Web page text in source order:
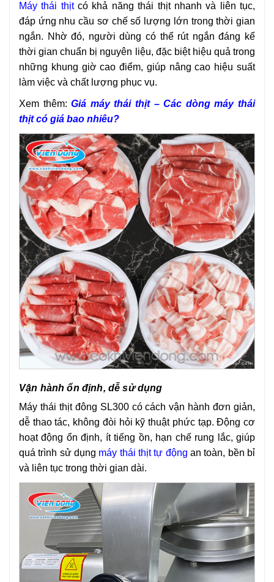
Máy thái thịtcó khả năng thái thịt nhanh và liên tục,
đáp ứng nhu cầu sơ chế số lượng lớn trong thời gian
ngắn. Nhờ đó, người dùng có thể rút ngắn đáng kể
thời gian chuẩn bị nguyên liệu, đặc biệt hiệu quả trong
những khung giờ cao điểm, giúp nâng cao hiệu suất
làm việc và chất lượng phục vụ.
Xem thêm: Giá máy thái thịt – Các dòng máy thái
thịt có giá bao nhiêu?
Vận hành ổn định, dễ sử dụng
Máy thái thịt đông SL300 có cách vận hành đơn giản,
dễ thao tác, không đòi hỏi kỹ thuật phức tạp. Động cơ
hoạt động ổn định, ít tiếng ồn, hạn chế rung lắc, giúp
quá trình sử dụng máy thái thịt tự động an toàn, bền bỉ
và liên tục trong thời gian dài.